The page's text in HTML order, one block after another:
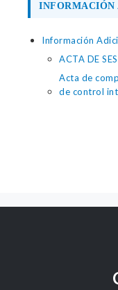
INFORMACIÓN
Información
ACTA DE
Acta de
de control